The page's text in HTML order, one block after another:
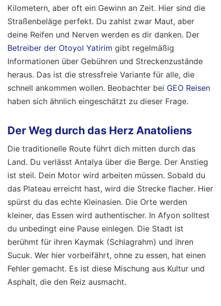
Kilometern, aber oft ein Gewinn an Zeit. Hier sind die
Straßenbeläge perfekt. Du zahlst zwar Maut, aber
deine Reifen und Nerven werden es dir danken. Der
Betreiber der Otoyol Yatirim gibt regelmäßig
Informationen über Gebühren und Streckenzustände
heraus. Das ist die stressfreie Variante für alle, die
schnell ankommen wollen. Beobachter bei GEO Reisen
haben sich ähnlich eingeschätzt zu dieser Frage.
Der Weg durch das Herz Anatoliens
Die traditionelle Route führt dich mitten durch das
Land. Du verlässt Antalya über die Berge. Der Anstieg
ist steil. Dein Motor wird arbeiten müssen. Sobald du
das Plateau erreicht hast, wird die Strecke flacher. Hier
spürst du das echte Kleinasien. Die Orte werden
kleiner, das Essen wird authentischer. In Afyon solltest
du unbedingt eine Pause einlegen. Die Stadt ist
berühmt für ihren Kaymak (Schlagrahm) und ihren
Sucuk. Wer hier vorbeifährt, ohne zu essen, hat einen
Fehler gemacht. Es ist diese Mischung aus Kultur und
Asphalt, die den Reiz ausmacht.